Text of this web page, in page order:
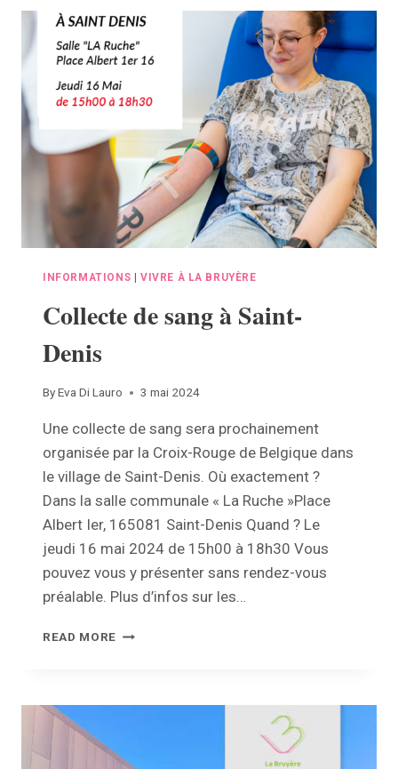
PENTECÔTE
INFORMATIONS VIVRE À LA BRUYÈRE
Collecte de sang à Saint-
Denis
ByEva Di Lauro 3 mai 2024
Une collecte de sang sera prochainement
organisée par la Croix-Rouge de Belgique dans
le village de Saint-Denis. Où exactement ?
Dans la salle communale « La Ruche »Place
Albert Ier, 165081 Saint-Denis Quand ? Le
jeudi 16 mai 2024 de 15h00 à 18h30 Vous
pouvez vous y présenter sans rendez-vous
préalable. Plus d’infos sur les…
READ MORE COLLECTE
SAINT-